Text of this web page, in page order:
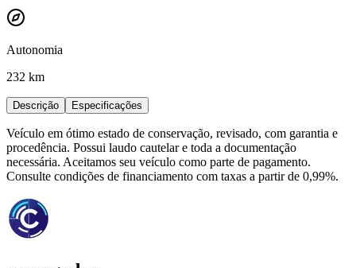
Autonomia
232 km
Descrição Especificações
Veículo em ótimo estado de conservação, revisado, com garantia e
procedência. Possui laudo cautelar e toda a documentação
necessária. Aceitamos seu veículo como parte de pagamento.
Consulte condições de financiamento com taxas a partir de 0,99%.